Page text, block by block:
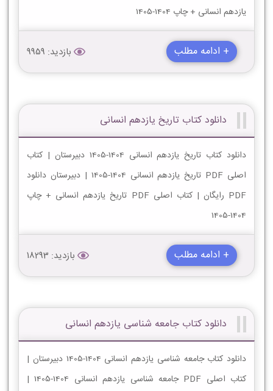
یازدهم انسانی + چاپ 1404-1405
+ ادامه مطلب بازدید: 9959
دانلود کتاب تاریخ یازدهم انسانی
دانلود کتاب تاریخ یازدهم انسانی 1404-1405 دبیرستان | کتاب
اصلی PDF تاریخ یازدهم انسانی 1404-1405 | دبیرستان دانلود
PDF رایگان | کتاب اصلی PDF تاریخ یازدهم انسانی + چاپ
1404-1405
+ ادامه مطلب بازدید: 18293
دانلود کتاب جامعه شناسی یازدهم انسانی
دانلود کتاب جامعه شناسی یازدهم انسانی 1404-1405 دبیرستان |
کتاب اصلی PDF جامعه شناسی یازدهم انسانی 1404-1405 |